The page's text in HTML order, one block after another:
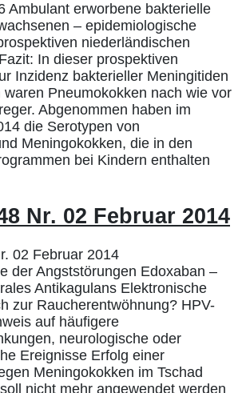
Ambulant erworbene bakterielle
– epidemiologische
niederländischen
In dieser prospektiven
Inzidenz bakterieller Meningitiden
waren Pneumokokken nach wie vor
Abgenommen haben im
die Serotypen von
Meningokokken, die in den
bei Kindern enthalten
Nr. 02 Februar 2014
02 Februar 2014
der Angststörungen Edoxaban –
Antikagulans Elektronische
zur Raucherentwöhnung? HPV-
auf häufigere
neurologische oder
Ereignisse Erfolg einer
Meningokokken im Tschad
nicht mehr angewendet werden